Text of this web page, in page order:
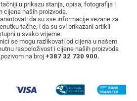
u prikazu stanja, opisa, fotografija i
cijena naših proizvoda.
da su sve informacije vezane za
tačne, i da su svi prikazani artikli
u svako vrijeme.
se mogu razlikovati od cijena u našem
raspoloživost i cijene naših proizvoda
na broj +387 32 730 900.